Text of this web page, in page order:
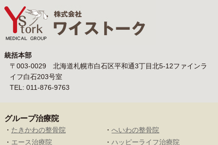
統括本部
〒003-0029 北海道札幌市白石区平和通3丁目北5-12ファインラ
イフ白石203号室
TEL: 011-876-9763
グループ治療院
・ たきかわの整骨院 ・へいわの整骨院
・ エース治療院 ・ハッピーライフ治療院